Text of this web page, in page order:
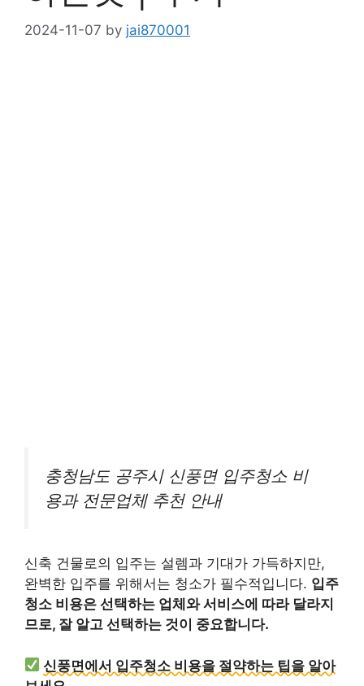
2024-11-07 by jai870001
충청남도 공주시 신풍면 입주청소 비
용과 전문업체 추천 안내
신축 건물로의 입주는 설렘과 기대가 가득하지만,
완벽한 입주를 위해서는 청소가 필수적입니다. 입주
청소 비용은 선택하는 업체와 서비스에 따라 달라지
므로, 잘 알고 선택하는 것이 중요합니다.
신풍면에서 입주청소 비용을 절약하는 팁을 알아